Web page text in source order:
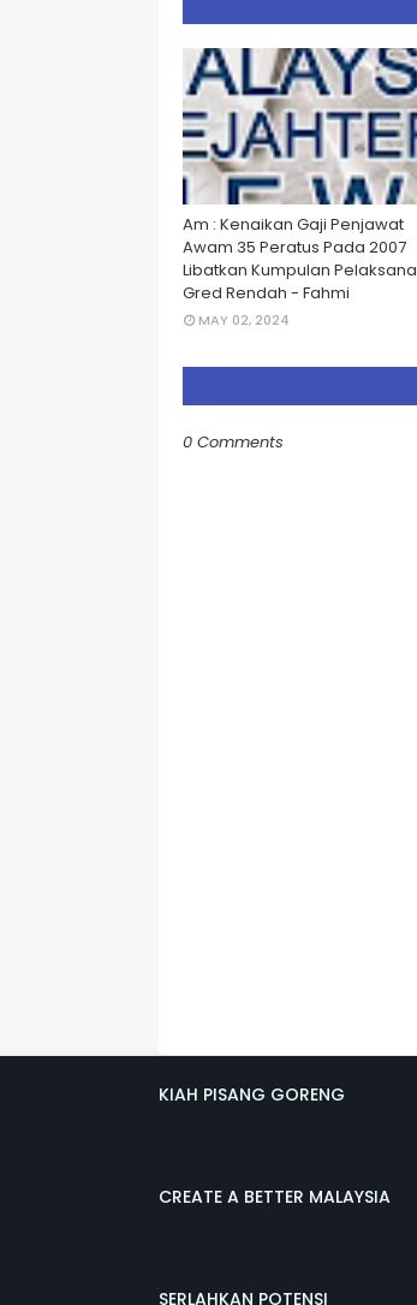
Am : Kenaikan Gaji Penjawat
Awam 35 Peratus Pada 2007
Libatkan Kumpulan Pelaksana
Gred Rendah - Fahmi
MAY 02, 2024
0 Comments
KIAH PISANG GORENG
CREATE A BETTER MALAYSIA
SERLAHKAN POTENSI